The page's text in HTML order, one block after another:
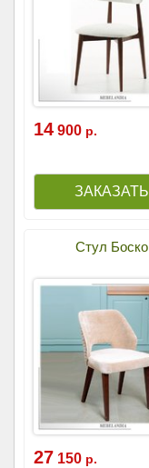
14 900 р.
Стул Боско
27 150 р.